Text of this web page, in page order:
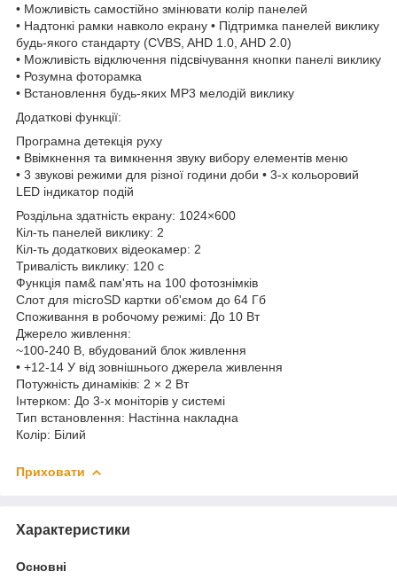
• Можливість самостійно змінювати колір панелей
• Надтонкі рамки навколо екрану • Підтримка панелей виклику
будь-якого стандарту (CVBS, AHD 1.0, AHD 2.0)
• Можливість відключення підсвічування кнопки панелі виклику
• Розумна фоторамка
• Встановлення будь-яких MP3 мелодій виклику
Додаткові функції:
Програмна детекція руху
• Ввімкнення та вимкнення звуку вибору елементів меню
• 3 звукові режими для різної години доби • 3-х кольоровий
LED індикатор подій
Роздільна здатність екрану: 1024×600
Кіл-ть панелей виклику: 2
Кіл-ть додаткових відеокамер: 2
Тривалість виклику: 120 с
Функція пам& пам'ять на 100 фотознімків
Слот для microSD картки об'ємом до 64 Гб
Споживання в робочому режимі: До 10 Вт
Джерело живлення:
~100-240 В, вбудований блок живлення
• +12-14 У від зовнішнього джерела живлення
Потужність динаміків: 2 × 2 Вт
Інтерком: До 3-х моніторів у системі
Тип встановлення: Настінна накладна
Колір: Білий
Приховати
Характеристики
Основні